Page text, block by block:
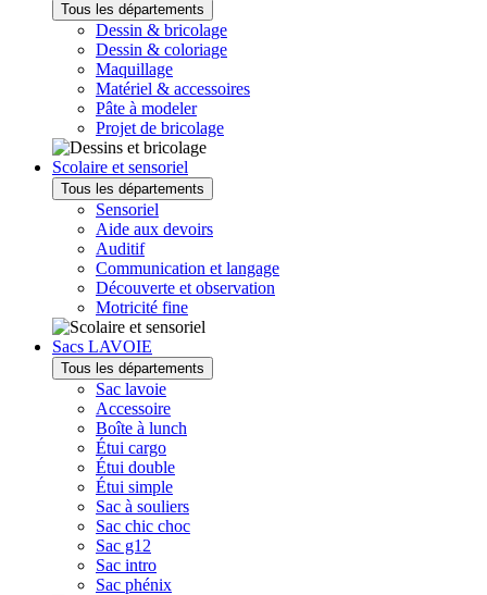
Tous les départements
Dessin & bricolage
Dessin & coloriage
Maquillage
Matériel & accessoires
Pâte à modeler
Projet de bricolage
Scolaire et sensoriel
Tous les départements
Sensoriel
Aide aux devoirs
Auditif
Communication et langage
Découverte et observation
Motricité fine
Sacs LAVOIE
Tous les départements
Sac lavoie
Accessoire
Boîte à lunch
Étui cargo
Étui double
Étui simple
Sac à souliers
Sac chic choc
Sac g12
Sac intro
Sac phénix